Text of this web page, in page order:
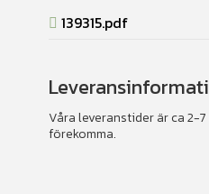
139315.pdf
Våra leveranstider är ca 2-
förekomma.